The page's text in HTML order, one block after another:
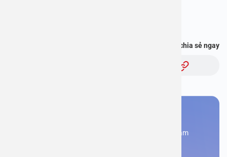
Bạn thấy thông tin này hữu ích, chia sẻ ngay
Đăng kí ngay để được các chuyên gia tư vấn và khám